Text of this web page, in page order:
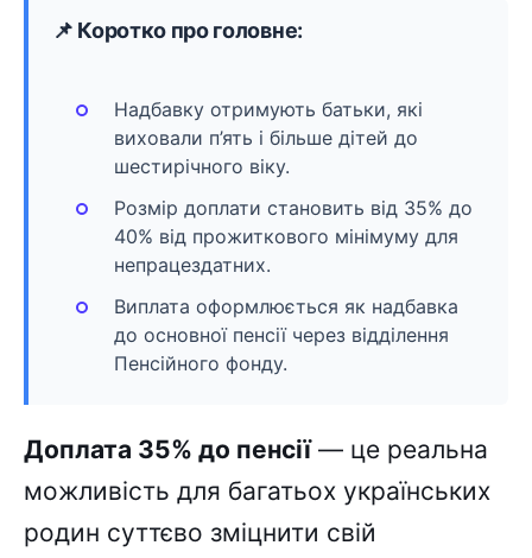
📌 Коротко про головне:
Надбавку отримують батьки, які
виховали п’ять і більше дітей до
шестирічного віку.
Розмір доплати становить від 35% до
40% від прожиткового мінімуму для
непрацездатних.
Виплата оформлюється як надбавка
до основної пенсії через відділення
Пенсійного фонду.
Доплата 35% до пенсії— це реальна
можливість для багатьох українських
родин суттєво зміцнити свій